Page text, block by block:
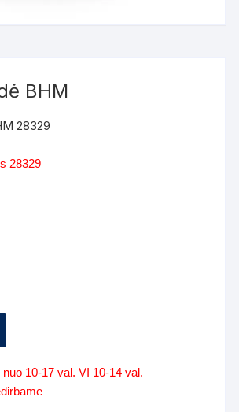
BHM
28329
28329
10-17 val. VI 10-14 val.